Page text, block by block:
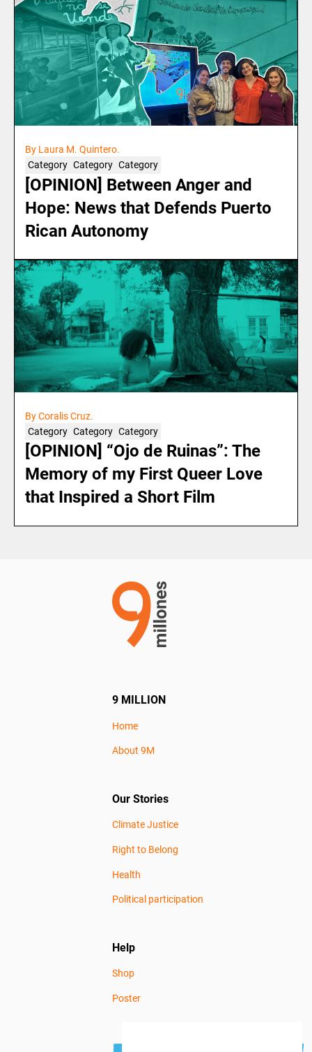
By Laura M. Quintero.
Category Category Category
[OPINION] Between Anger and
Hope: News that Defends Puerto
Rican Autonomy
By Coralis Cruz.
Category Category Category
[OPINION] “Ojo de Ruinas”: The
Memory of my First Queer Love
that Inspired a Short Film
9 MILLION
Home
About 9M
Our Stories
Climate Justice
Right to Belong
Health
Political participation
Help
Shop
Poster